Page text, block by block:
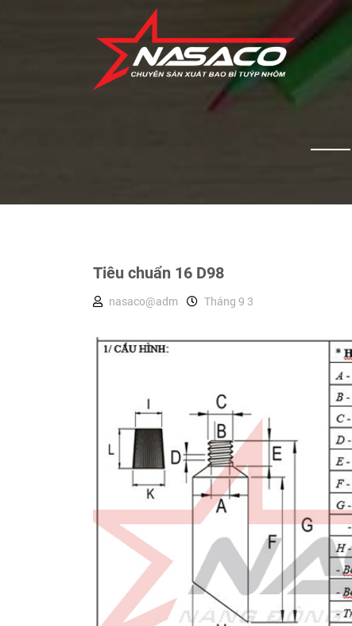
Tiêu chuẩn 16 D98
nasaco@adm
Tháng 9 3